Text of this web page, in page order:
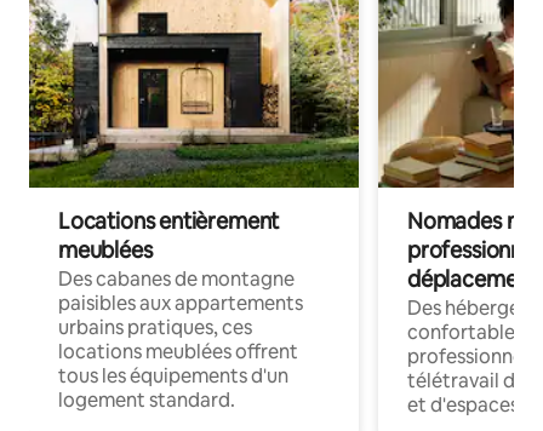
Locations entièrement
meublées
Des cabanes de montagne
paisibles aux appartements
urbains pratiques, ces
locations meublées offrent
tous les équipements d'un
logement standard.
Nomades
déplacement
Des
confortables
professionnels
télétravail
et d'espaces